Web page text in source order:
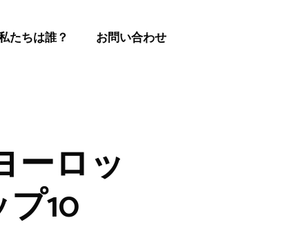
たちは誰？ お問い合わせ
ーロッ
10